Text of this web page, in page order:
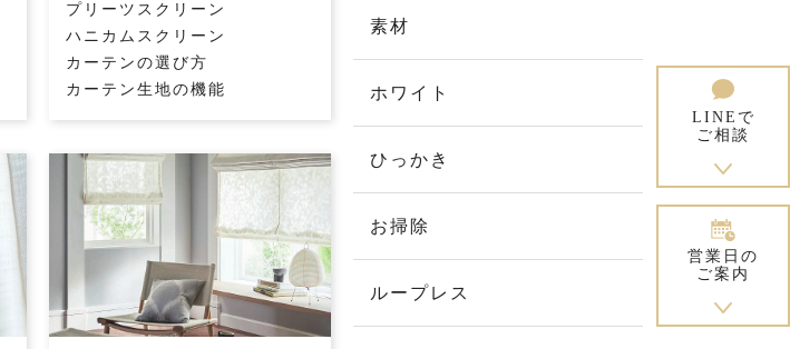
LINEで
ご相談
営業日の
ご案内
プリーツスクリーン
ハニカムスクリーン
カーテンの選び方
カーテン生地の機能
素材
ホワイト
ひっかき
お掃除
ループレス